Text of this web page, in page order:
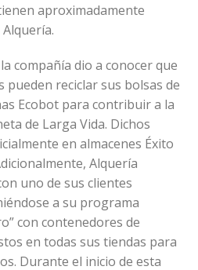
aproximadamente
compañía dio a conocer que
reciclar sus bolsas de
Ecobot para contribuir a la
de Larga Vida. Dichos
en almacenes Éxito
Alquería
uno de sus clientes
a su programa
con contenedores de
en todas sus tiendas para
Durante el inicio de esta